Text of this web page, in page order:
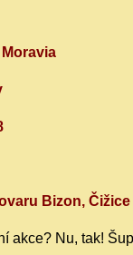
Moravia
Bizon, Čižice
akce? Nu, tak!